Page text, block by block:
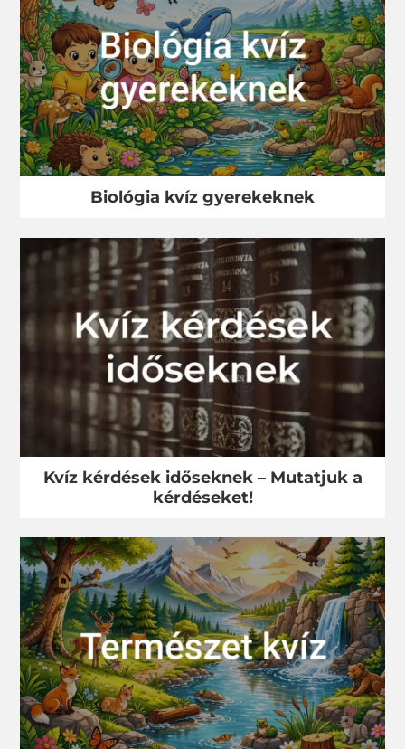
Biológia kvíz gyerekeknek
Kvíz kérdések időseknek – Mutatjuk a
kérdéseket!